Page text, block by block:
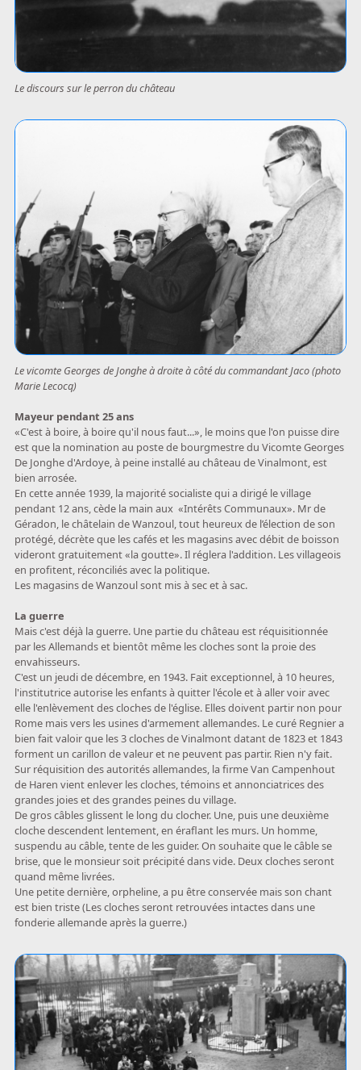
Le discours sur le perron du château
Le vicomte Georges de Jonghe à droite à côté du commandant Jaco (photo
Marie Lecocq)
Mayeur pendant 25 ans
«C'est à boire, à boire qu'il nous faut...», le moins que l'on puisse dire
est que la nomination au poste de bourgmestre du Vicomte Georges
De Jonghe d'Ardoye, à peine installé au château de Vinalmont, est
bien arrosée.
En cette année 1939, la majorité socialiste qui a dirigé le village
pendant 12 ans, cède la main aux «Intérêts Communaux». Mr de
Géradon, le châtelain de Wanzoul, tout heureux de l’élection de son
protégé, décrète que les cafés et les magasins avec débit de boisson
videront gratuitement «la goutte». Il réglera l'addition. Les villageois
en profitent, réconciliés avec la politique.
Les magasins de Wanzoul sont mis à sec et à sac.
La guerre
Mais c'est déjà la guerre. Une partie du château est réquisitionnée
par les Allemands et bientôt même les cloches sont la proie des
envahisseurs.
C'est un jeudi de décembre, en 1943. Fait exceptionnel, à 10 heures,
l'institutrice autorise les enfants à quitter l'école et à aller voir avec
elle l'enlèvement des cloches de l'église. Elles doivent partir non pour
Rome mais vers les usines d'armement allemandes. Le curé Regnier a
bien fait valoir que les 3 cloches de Vinalmont datant de 1823 et 1843
forment un carillon de valeur et ne peuvent pas partir. Rien n'y fait.
Sur réquisition des autorités allemandes, la firme Van Campenhout
de Haren vient enlever les cloches, témoins et annonciatrices des
grandes joies et des grandes peines du village.
De gros câbles glissent le long du clocher. Une, puis une deuxième
cloche descendent lentement, en éraflant les murs. Un homme,
suspendu au câble, tente de les guider. On souhaite que le câble se
brise, que le monsieur soit précipité dans vide. Deux cloches seront
quand même livrées.
Une petite dernière, orpheline, a pu être conservée mais son chant
est bien triste (Les cloches seront retrouvées intactes dans une
fonderie allemande après la guerre.)